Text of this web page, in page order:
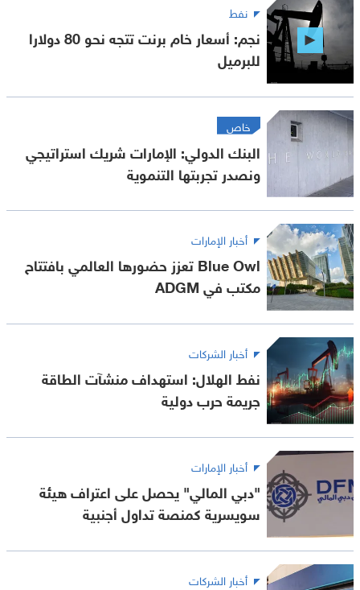
نفط
نجم: أسعار خام برنت تتجه نحو 80 دولارا
للبرميل
خاص
البنك الدولي: الإمارات شريك استراتيجي
ونصدر تجربتها التنموية
أخبار الإمارات
Blue Owl تعزز حضورها العالمي بافتتاح
مكتب في ADGM
أخبار الشركات
نفط الهلال: استهداف منشآت الطاقة
جريمة حرب دولية
أخبار الإمارات
"دبي المالي" يحصل على اعتراف هيئة
سويسرية كمنصة تداول أجنبية
أخبار الشركات